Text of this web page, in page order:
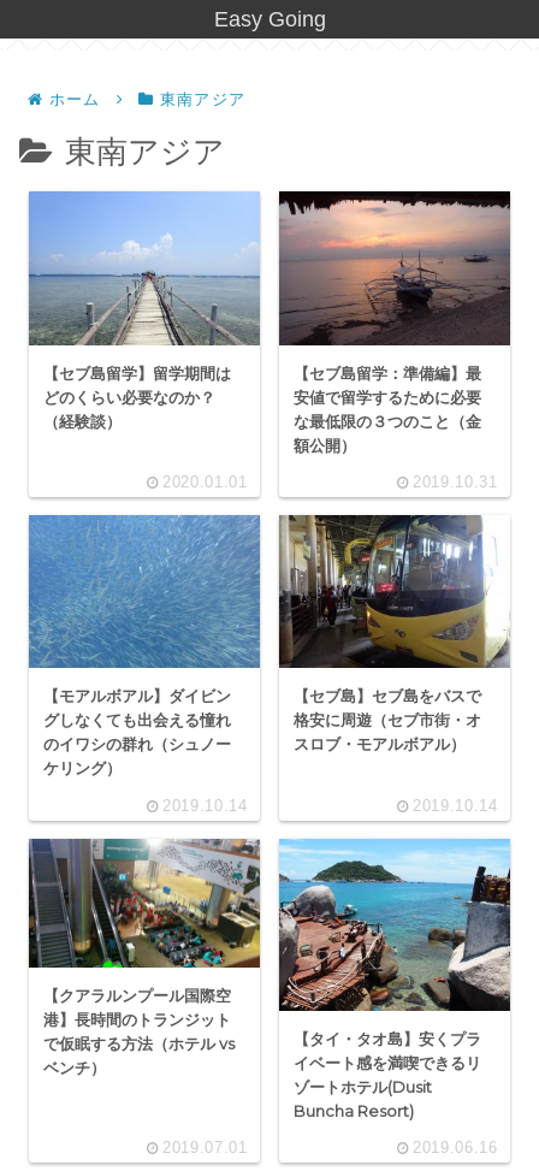
Easy Going
ホーム 東南アジア
東南アジア
【セブ島留学】留学期間は
どのくらい必要なのか？
（経験談）
2020.01.01
【セブ島留学：準備編】最
安値で留学するために必要
な最低限の３つのこと（金
額公開）
2019.10.31
【モアルボアル】ダイビン
グしなくても出会える憧れ
のイワシの群れ（シュノー
ケリング）
2019.10.14
【セブ島】セブ島をバスで
格安に周遊（セブ市街・オ
スロブ・モアルボアル）
2019.10.14
【クアラルンプール国際空
港】長時間のトランジット
で仮眠する方法（ホテル vs
ベンチ）
2019.07.01
【タイ・タオ島】安くプラ
イベート感を満喫できるリ
ゾートホテル(Dusit
Buncha Resort)
2019.06.16